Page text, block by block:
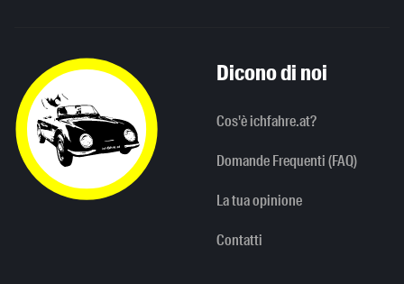
Dicono di noi
Cos'è ichfahre.at?
Domande Frequenti (FAQ)
La tua opinione
Contatti